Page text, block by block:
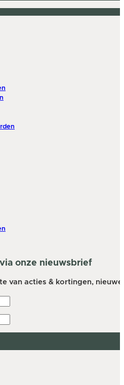
onze nieuwsbrief
van acties & kortingen,